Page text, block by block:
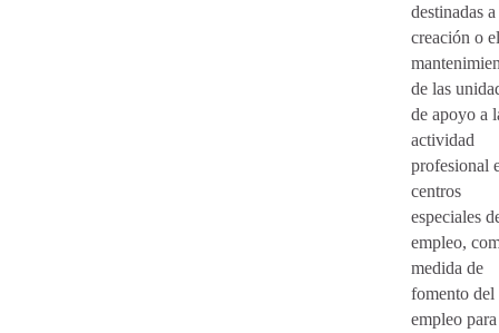
destinadas
creación o el
de las
de apoyo a
actividad
profesional
centros
especiales
empleo,
medida de
fomento del
empleo